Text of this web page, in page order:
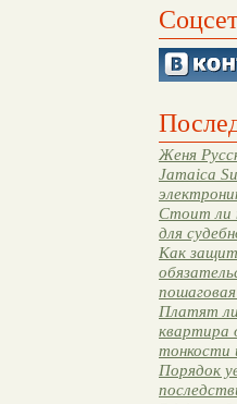
Женя
Jamaica
Стоит ли
для
Как
Платят
квартира
тонкости
Порядок